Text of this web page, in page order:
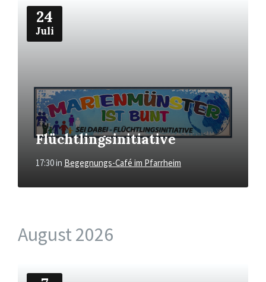
24
Juli
Flüchtlingsinitiative
17:30in Begegnungs-Café im Pfarrheim
August 2026